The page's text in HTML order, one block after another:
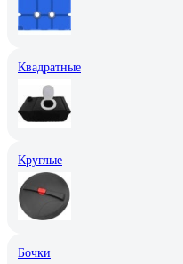
Квадратные
Круглые
Бочки